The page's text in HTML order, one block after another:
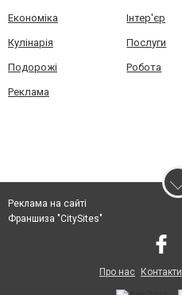
Економіка Інтер'єр
Кулінарія Послуги
Подорожі Робота
Реклама
Реклама на сайті
Франшиза "CitySites"
Про нас Контакти